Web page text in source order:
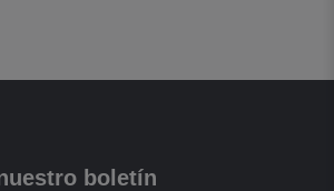
boletín